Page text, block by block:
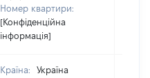
Номер квартири:
[Конфіденційна
інформація]
Країна:
Україна